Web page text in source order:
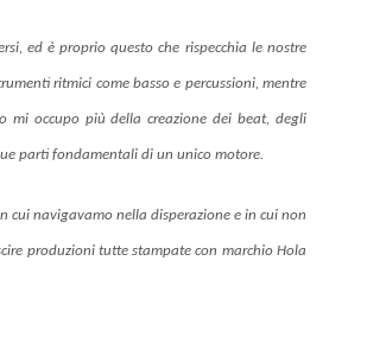
ed è proprio questo che rispecchia le nostre
ritmici come basso e percussioni, mentre
mi occupo più della creazione dei beat, degli
parti fondamentali di un unico motore.
navigavamo nella disperazione e in cui non
produzioni tutte stampate con marchio Hola